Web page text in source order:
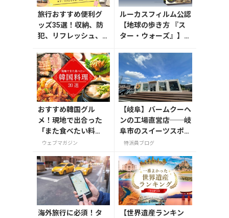
旅行おすすめ便利グ
ッズ35選！収納、防
犯、リフレッシュ、
【編集者の旅の持ち
物】
ルーカスフィルム公認
【地球の歩き方 『ス
ター・ウォーズ』】が
定版はホログラム仕様
の特製リバーシブル帯
付き
おすすめ韓国グル
メ！現地で出合った
「また食べたい料
理」20選
ウェブマガジン
【岐阜】バームクーヘ
ンの工場直営店──岐
阜市のスイーツスポッ
ト「FLEUR（フルー
特派員ブログ
海外旅行に必須！タ
【世界遺産ランキン